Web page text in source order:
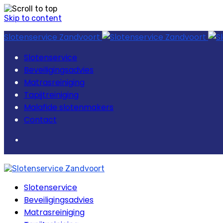
Skip to content
Slotenservice Zandvoort
Slotenservice
Beveiligingsadvies
Matrasreiniging
Tapijtreiniging
Malafide slotenmakers
Contact
Slotenservice
Beveiligingsadvies
Matrasreiniging